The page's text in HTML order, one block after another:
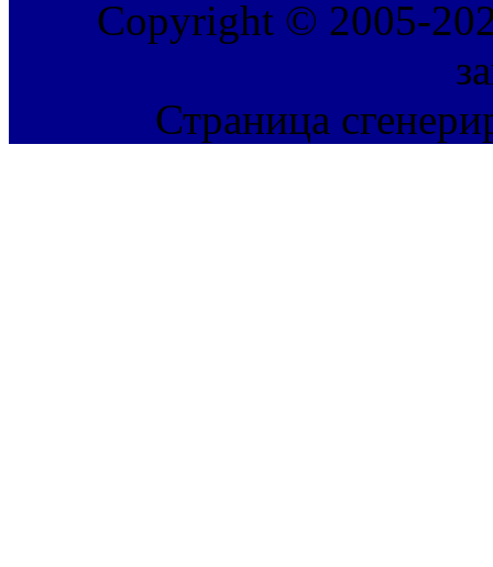
Copyright © 2005-
Страница